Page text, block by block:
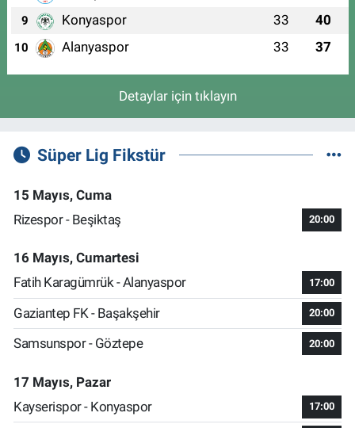
9 Konyaspor 33 40
10 Alanyaspor 33 37
Detaylar için tıklayın
Süper Lig Fikstür
15 Mayıs, Cuma
Rizespor - Beşiktaş
20:00
16 Mayıs, Cumartesi
Fatih Karagümrük - Alanyaspor
17:00
Gaziantep FK - Başakşehir 20:00
Samsunspor - Göztepe 20:00
17 Mayıs, Pazar
Kayserispor - Konyaspor
17:00